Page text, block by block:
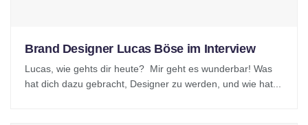
Brand Designer Lucas Böse im Interview
Lucas, wie gehts dir heute? Mir geht es wunderbar! Was
hat dich dazu gebracht, Designer zu werden, und wie hat...